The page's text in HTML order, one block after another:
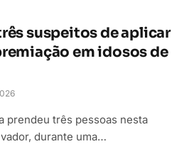
suspeitos de aplicar
em idosos de
prendeu três pessoas nesta
durante uma…